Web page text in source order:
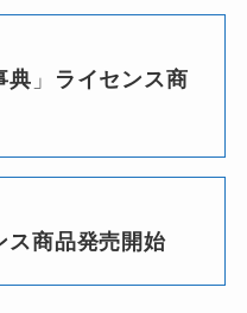
典 」
ライセンス商
ス商品発売開始